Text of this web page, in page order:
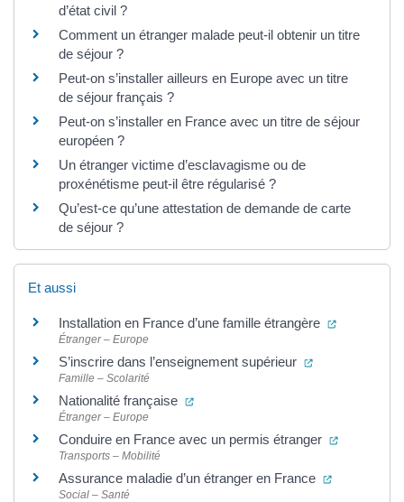
d’état civil ?
Comment un étranger malade peut-il obtenir un titre
de séjour ?
Peut-on s’installer ailleurs en Europe avec un titre
de séjour français ?
Peut-on s’installer en France avec un titre de séjour
européen ?
Un étranger victime d’esclavagisme ou de
proxénétisme peut-il être régularisé ?
Qu’est-ce qu’une attestation de demande de carte
de séjour ?
Et aussi
Installation en France d’une famille étrangère (ouverture
Étranger – Europe
S’inscrire dans l’enseignement supérieur (ouverture
Famille – Scolarité
Nationalité française (ouverture dans un nouvel onglet)
Étranger – Europe
Conduire en France avec un permis étranger (ouverture
Transports – Mobilité
Assurance maladie d’un étranger en France (ouverture
Social – Santé